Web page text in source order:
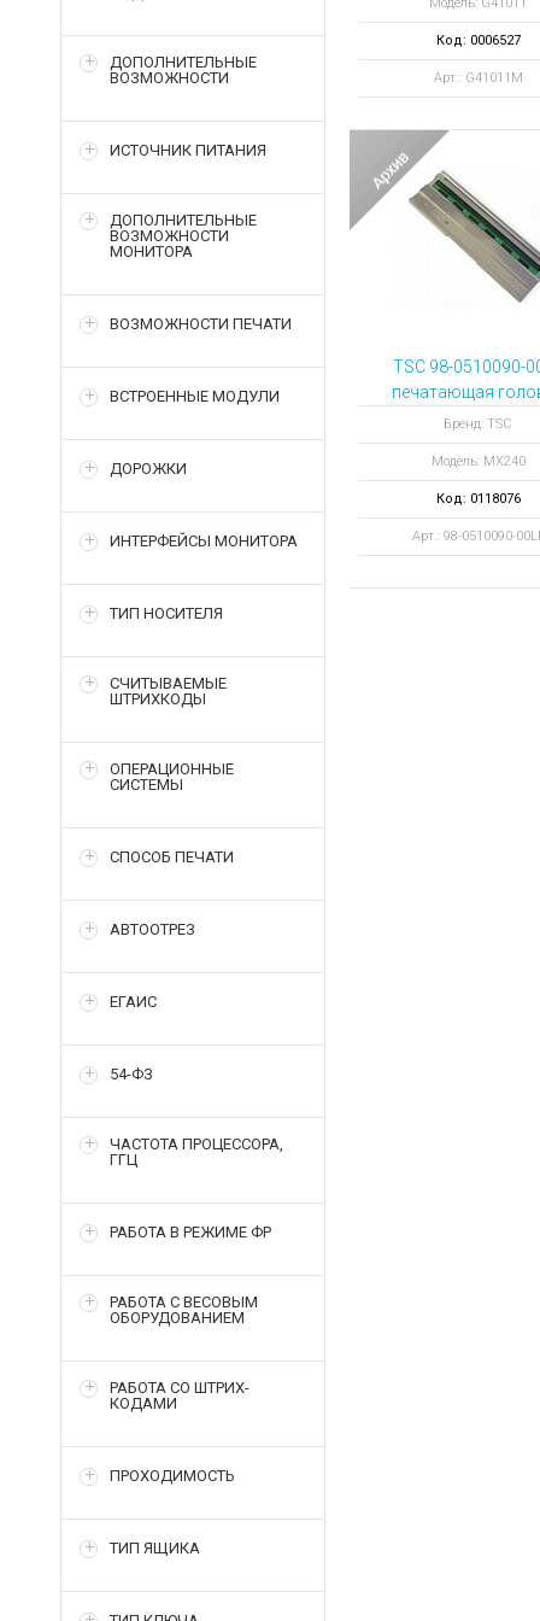
ДОПОЛНИТЕЛЬНЫЕ
ВОЗМОЖНОСТИ
ИСТОЧНИК ПИТАНИЯ
ДОПОЛНИТЕЛЬНЫЕ
ВОЗМОЖНОСТИ
МОНИТОРА
ВОЗМОЖНОСТИ ПЕЧАТИ
ВСТРОЕННЫЕ МОДУЛИ
ДОРОЖКИ
ИНТЕРФЕЙСЫ МОНИТОРА
ТИП НОСИТЕЛЯ
СЧИТЫВАЕМЫЕ
ШТРИХКОДЫ
ОПЕРАЦИОННЫЕ
СИСТЕМЫ
СПОСОБ ПЕЧАТИ
АВТООТРЕЗ
ЕГАИС
54-ФЗ
ЧАСТОТА ПРОЦЕССОРА,
ГГЦ
РАБОТА В РЕЖИМЕ ФР
РАБОТА С ВЕСОВЫМ
ОБОРУДОВАНИЕМ
РАБОТА СО ШТРИХ-
КОДАМИ
ПРОХОДИМОСТЬ
ТИП ЯЩИКА
Код: 0006527
Арт.: G41011M
TSC 98-0510090-
печатающая
для TSC MX240
Бренд: TSC
Модель: MX240
Код: 0118076
Арт.: 98-0510090-